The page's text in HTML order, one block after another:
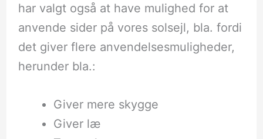
har valgt også at have mulighed for at
anvende sider på vores solsejl, bla. fordi
det giver flere anvendelsesmuligheder,
herunder bla.:
Giver mere skygge
Giver læ